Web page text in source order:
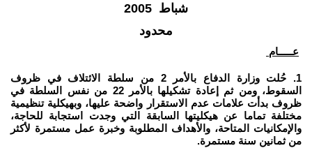
شباط 2005
محدود
عـــــام
1. حُلت وزارة الدفاع بالأمر 2 من سلطة الائتلاف في ظروف
السقوط، ومن ثم إعادة تشكيلها بالأمر 22 من نفس السلطة في
ظروف بدأت علامات عدم الاستقرار واضحة عليها، وبهيكلية تنظيمية
مختلفة تماما عن هيكليتها السابقة التي وجدت استجابة للحاجة،
والإمكانيات المتاحة، والأهداف المطلوبة وخبرة عمل مستمرة لأكثر
من ثمانين سنة مستمرة.